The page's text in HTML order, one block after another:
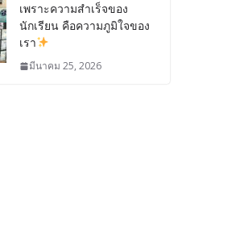
เพราะความสำเร็จของ
นักเรียน คือความภูมิใจของ
เรา
มีนาคม 25, 2026